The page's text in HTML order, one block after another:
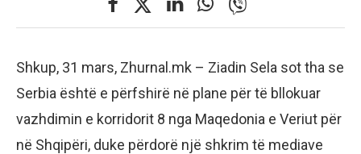
Shkup, 31 mars, Zhurnal.mk – Ziadin Sela sot tha se
Serbia është e përfshirë në plane për të bllokuar
vazhdimin e korridorit 8 nga Maqedonia e Veriut për
në Shqipëri, duke përdorë një shkrim të mediave